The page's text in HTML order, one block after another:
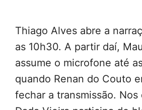
Thiago Alves abre a
as 10h30. A partir daí,
assume o microfone até
quando Renan do Couto
fechar a transmissão. Nos